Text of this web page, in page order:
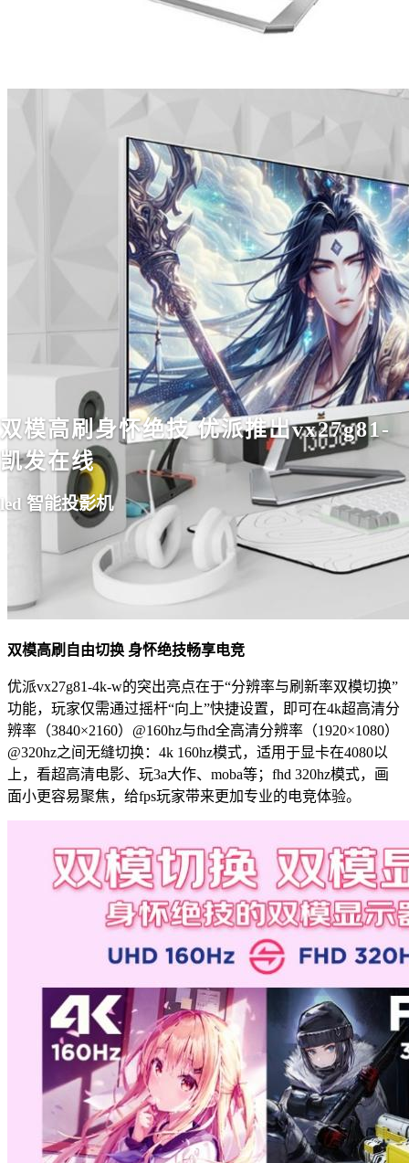
双模高刷身怀绝技 优派推出vx27g81-
凯发在线
led 智能投影机
双模高刷自由切换 身怀绝技畅享电竞
优派vx27g81-4k-w的突出亮点在于“分辨率与刷新率双模切换”
功能，玩家仅需通过摇杆“向上”快捷设置，即可在4k超高清分
辨率（3840×2160）@160hz与fhd全高清分辨率（1920×1080）
@320hz之间无缝切换：4k 160hz模式，适用于显卡在4080以
上，看超高清电影、玩3a大作、moba等；fhd 320hz模式，画
面小更容易聚焦，给fps玩家带来更加专业的电竞体验。